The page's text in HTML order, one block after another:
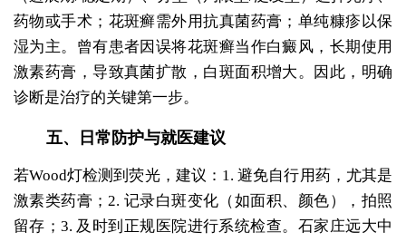
药物或手术；花斑癣需外用抗真菌药膏；单纯糠疹以保
湿为主。曾有患者因误将花斑癣当作白癜风，长期使用
激素药膏，导致真菌扩散，白斑面积增大。因此，明确
诊断是治疗的关键第一步。
五、日常防护与就医建议
若Wood灯检测到荧光，建议：1. 避免自行用药，尤其是
激素类药膏；2. 记录白斑变化（如面积、颜色），拍照
留存；3. 及时到正规医院进行系统检查。石家庄远大中